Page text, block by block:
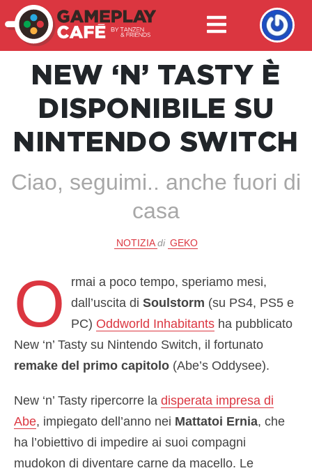
NEW ‘N’ TASTY È
DISPONIBILE SU
NINTENDO SWITCH
Ciao, seguimi.. anche fuori di
casa
NOTIZIA di GEKO
O
rmai a poco tempo, speriamo mesi,
dall’uscita diSoulstorm (su PS4, PS5 e
PC) Oddworld Inhabitants ha pubblicato
New ‘n’ Tasty su Nintendo Switch, il fortunato
remake del primo capitolo (Abe’s Oddysee).
New ‘n’ Tasty ripercorre la disperata impresa di
Abe, impiegato dell’anno nei Mattatoi Ernia, che
ha l’obiettivo di impedire ai suoi compagni
mudokon di diventare carne da macello. Le